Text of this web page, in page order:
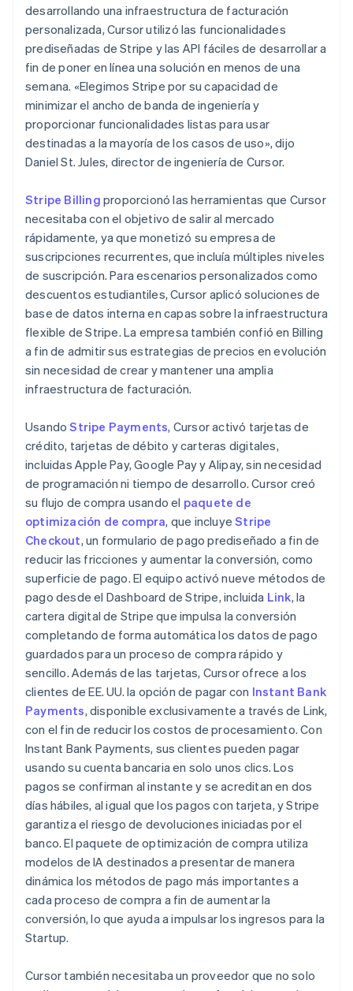
desarrollando una infraestructura de facturación
personalizada, Cursor utilizó las funcionalidades
prediseñadas de Stripe y las API fáciles de desarrollar a
fin de poner en línea una solución en menos de una
semana. «Elegimos Stripe por su capacidad de
minimizar el ancho de banda de ingeniería y
proporcionar funcionalidades listas para usar
destinadas a la mayoría de los casos de uso», dijo
Daniel St. Jules, director de ingeniería de Cursor.
Stripe Billing proporcionó las herramientas que Cursor
necesitaba con el objetivo de salir al mercado
rápidamente, ya que monetizó su empresa de
suscripciones recurrentes, que incluía múltiples niveles
de suscripción. Para escenarios personalizados como
descuentos estudiantiles, Cursor aplicó soluciones de
base de datos interna en capas sobre la infraestructura
flexible de Stripe. La empresa también confió en Billing
a fin de admitir sus estrategias de precios en evolución
sin necesidad de crear y mantener una amplia
infraestructura de facturación.
UsandoStripe Payments, Cursor activó tarjetas de
crédito, tarjetas de débito y carteras digitales,
incluidas Apple Pay, Google Pay y Alipay, sin necesidad
de programación ni tiempo de desarrollo. Cursor creó
su flujo de compra usando el paquete de
optimización de compra, que incluyeStripe
Checkout, un formulario de pago prediseñado a fin de
reducir las fricciones y aumentar la conversión, como
superficie de pago. El equipo activó nueve métodos de
pago desde el Dashboard de Stripe, incluida Link, la
cartera digital de Stripe que impulsa la conversión
completando de forma automática los datos de pago
guardados para un proceso de compra rápido y
sencillo. Además de las tarjetas, Cursor ofrece a los
clientes de EE. UU. la opción de pagar con Instant Bank
Payments, disponible exclusivamente a través de Link,
con el fin de reducir los costos de procesamiento. Con
Instant Bank Payments, sus clientes pueden pagar
usando su cuenta bancaria en solo unos clics. Los
pagos se confirman al instante y se acreditan en dos
días hábiles, al igual que los pagos con tarjeta, y Stripe
garantiza el riesgo de devoluciones iniciadas por el
banco. El paquete de optimización de compra utiliza
modelos de IA destinados a presentar de manera
dinámica los métodos de pago más importantes a
cada proceso de compra a fin de aumentar la
conversión, lo que ayuda a impulsar los ingresos para la
Startup.
Cursor también necesitaba un proveedor que no solo